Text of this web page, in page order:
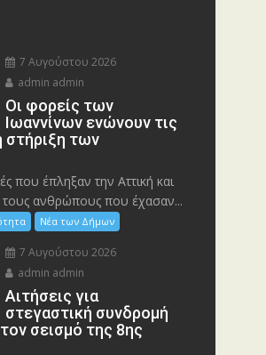
7 Αυγούστου 2026
admin admin
Οι φορείς των
Ιωαννίνων ενώνουν τις
στήριξη των
που έπληξαν την Αττική και
ανθρώπους που έχασαν...
Νέα των Δήμων
7 Αυγούστου 2026
admin admin
Αιτήσεις για
στεγαστική συνδρομή
σεισμό της 8ης